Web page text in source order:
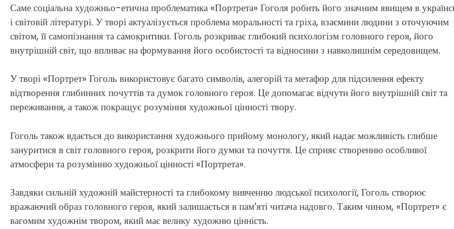
Саме соціальна художньо-етична проблематика «Портрета» Гоголя робить його значним явищем в
і світовій літературі. У творі актуалізується проблема моральності та гріха, взаємини людини з оточуючим
світом, її самопізнання та самокритики. Гоголь розкриває глибокий психологізм головного героя, його
внутрішній світ, що впливає на формування його особистості та відносини з навколишнім середовищем.
У творі «Портрет» Гоголь використовує багато символів, алегорій та метафор для підсилення ефекту
відтворення глибинних почуттів та думок головного героя. Це допомагає відчути його внутрішній світ та
переживання, а також покращує розуміння художньої цінності твору.
Гоголь також вдається до використання художнього прийому монологу, який надає можливість глибше
зануритися в світ головного героя, розкрити його думки та почуття. Це сприяє створенню особливої
атмосфери та розумінню художньої цінності «Портрета».
Завдяки сильній художній майстерності та глибокому вивченню людської психології, Гоголь створює
вражаючий образ головного героя, який залишається в пам’яті читача надовго. Таким чином, «Портрет» є
вагомим художнім твором, який має велику художню цінність.